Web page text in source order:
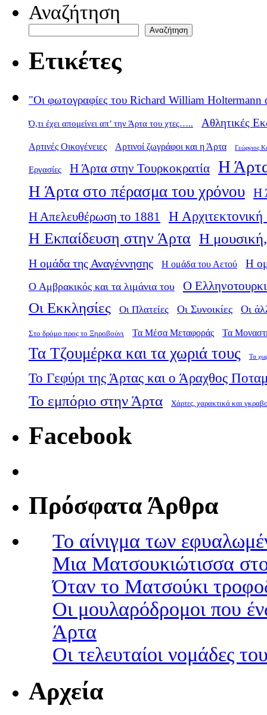
Αναζήτηση
Αναζήτηση
Ετικέτες
"Οι φωτογραφίες του Richard William Holtermann
Ό,τι έχει απομείνει απ’ την Άρτα του χτες….. Αθλητικές
Αρτινές Οικογένειες Αρτινοί ζωγράφοι και η Άρτα Γεώργιος
Εργασίες Η Άρτα στην Τουρκοκρατία Η
Η Άρτα στο πέρασμα του χρόνου Η
Η Απελευθέρωση το 1881
Η
Η Εκπαίδευση στην Άρτα Η μουσική,
Η ομάδα της Αναγέννησης Η ομάδα του Αετού Η
Ο Αμβρακικός και τα λιμάνια του Ο
Οι Εκκλησίες Οι Πλατείες Οι Συνοικίες Οι
Στο δρόμο προς το Ξηροβούνι Τα Μέσα Μεταφοράς Τα
Τα Τζουμέρκα και τα χωριά τους Τα
Το Γεφύρι της Άρτας και ο Άραχθος
Το εμπόριο στην Άρτα Χάρτες, χαρακτικά και
Facebook
Πρόσφατα Άρθρα
Το αίνιγμα των
Μια Ματσουκιώτισσα
Όταν το Ματσούκι
Οι μουλαρόδρομοι που
Άρτα
Οι τελευταίοι νομάδες
Αρχεία